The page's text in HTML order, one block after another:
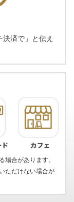
済で」と伝え
合があります。
ただけない場合が